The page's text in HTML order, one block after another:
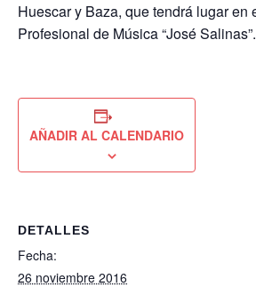
Huescar y Baza, que tendrá lugar en
Profesional de Música “José Salinas”.
AÑADIR AL CALENDARIO
DETALLES
Fecha:
26 noviembre 2016